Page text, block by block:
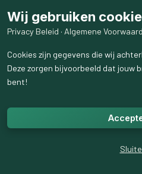
Wij gebruiken
Privacy Beleid · Algemene
Cookies zijn gegevens die wij
Deze zorgen bijvoorbeeld dat jouw
bent!